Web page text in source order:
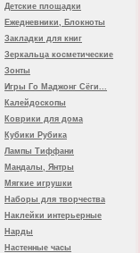
Детские площадки
Ежедневники, Блокноты
Закладки для книг
Зеркальца косметические
Зонты
Игры Го Маджонг Сёги...
Калейдоскопы
Коврики для дома
Кубики Рубика
Лампы Тиффани
Мандалы, Янтры
Мягкие игрушки
Наборы для творчества
Наклейки интерьерные
Нарды
Настенные часы